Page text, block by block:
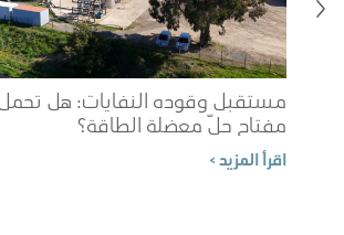
مستقبل وقوده النفايات: هل تحمل
مفتاح حلّ معضلة الطاقة؟
اقرأ المزيد >